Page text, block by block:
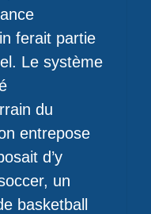
ferait partie
Le système
du
entrepose
d’y
un
basketball